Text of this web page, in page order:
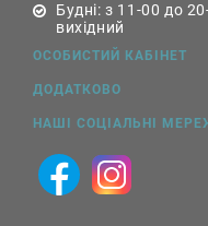
Будні: з 11-00 до
вихідний
ОСОБИСТИЙ КАБІНЕТ
ДОДАТКОВО
НАШІ СОЦІАЛЬНІ